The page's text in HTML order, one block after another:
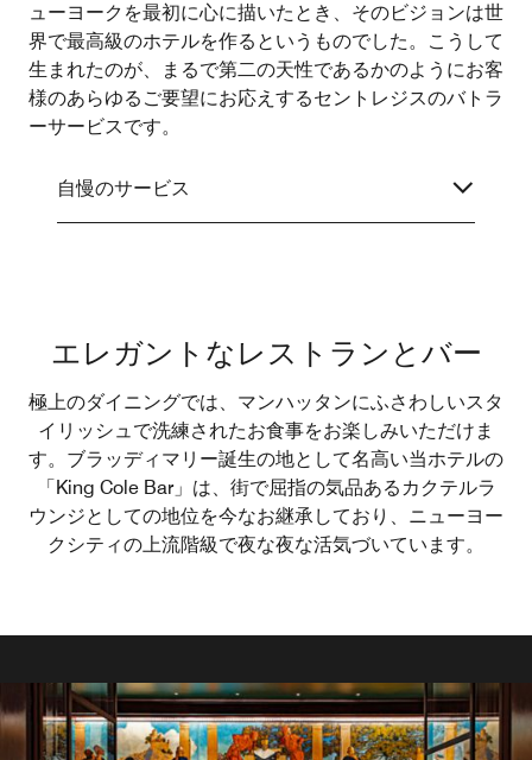
ューヨークを最初に心に描いたとき、そのビジョンは世
界で最高級のホテルを作るというものでした。こうして
生まれたのが、まるで第二の天性であるかのようにお客
様のあらゆるご要望にお応えするセントレジスのバトラ
ーサービスです。
自慢のサービス
エレガントなレストランとバー
極上のダイニングでは、マンハッタンにふさわしいスタ
イリッシュで洗練されたお食事をお楽しみいただけま
す。ブラッディマリー誕生の地として名高い当ホテルの
「King Cole Bar」は、街で屈指の気品あるカクテルラ
ウンジとしての地位を今なお継承しており、ニューヨー
クシティの上流階級で夜な夜な活気づいています。